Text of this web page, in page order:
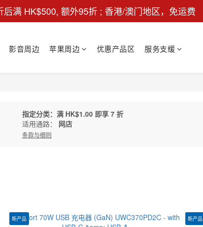
后满 HK$500, 额外95折 ; 香港/澳门地区，免运费
影音周边 苹果周边 优惠产品区 服务支缓
指定分类：满 HK$1.00 即享 7 折
适用通路： 网店
条款与细则
新产品 新产品